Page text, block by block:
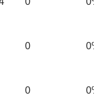
0 0%
0 0%